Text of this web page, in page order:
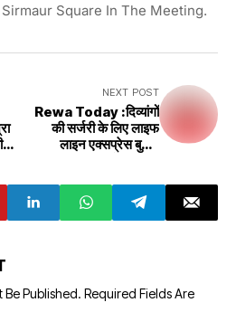
Square In The Meeting.
NEXT POST
Rewa Today :दिव्यांगों
की सर्जरी के लिए लाइफ
लाइन एक्सप्रेस बुलाए
Be Published. Required Fields Are